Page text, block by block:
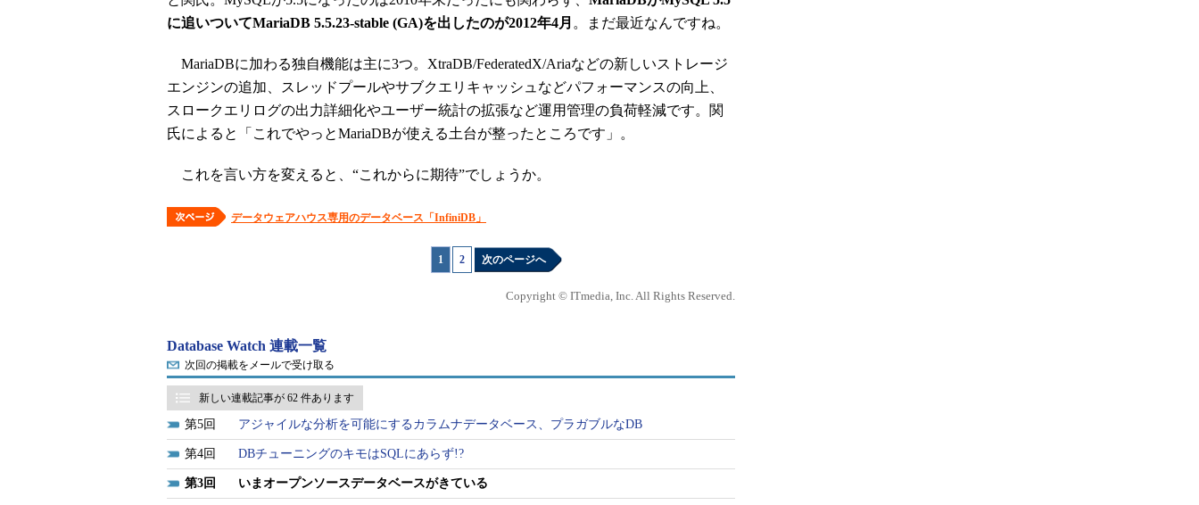
に追いついてMariaDB 5.5.23-stable (GA)を出したのが2012年4月 。まだ最近なんですね。
MariaDBに加わる独自機能は主に3つ。XtraDB/FederatedX/Ariaなどの新しいストレージ
エンジンの追加、スレッドプールやサブクエリキャッシュなどパフォーマンスの向上、
スロークエリログの出力詳細化やユーザー統計の拡張など運用管理の負荷軽減です。関
氏によると「これでやっとMariaDBが使える土台が整ったところです」。
これを言い方を変えると、“これからに期待”でしょうか。
データウェアハウス専用のデータベース「InfiniDB」
1 2 次のページへ
Copyright © ITmedia, Inc. All Rights Reserved.
Database Watch 連載一覧
次回の掲載をメールで受け取る
新しい連載記事が 62 件あります
5 アジャイルな分析を可能にするカラムナデータベース、プラガブルなDB
4 DBチューニングのキモはSQLにあらず!?
3 いまオープンソースデータベースがきている